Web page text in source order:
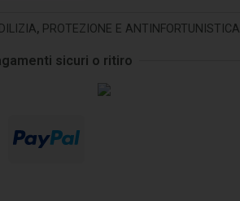
, PROTEZIONE E ANTINFORTUNISTICA
sicuri o ritiro